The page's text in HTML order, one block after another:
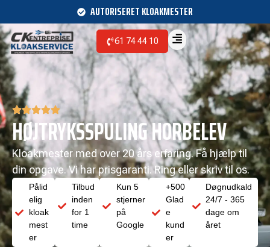
AUTORISERET KLOAKMESTER
61 74 44 10
HØJTRYKSSPULING HORBELEV
Kloakmester med over 20 års erfaring. Få hjælp til
din opgave. Vi har prisgaranti. Ring eller skriv til os.
Pålid
elig
kloak
mest
er
Tilbud
inden
for 1
time
Kun 5
stjerner
på
Google
+500
Glad
e
kund
er
Døgnudkald
24/7 - 365
dage om
året